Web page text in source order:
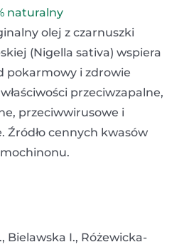
naturalny
olej z czarnuszki
(Nigella sativa) wspiera
pokarmowy i zdrowie
przeciwzapalne,
przeciwwirusowe i
Źródło cennych kwasów
Bielawska I., Różewicka-